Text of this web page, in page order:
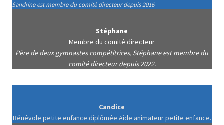
Sandrine est membre du comité directeur depuis 2016
Stéphane
Membre du comité directeur
Père de deux gymnastes compétitrices, Stéphane est membre du
comité directeur depuis 2022.
Candice
Bénévole petite enfance diplômée Aide animateur petite enfance.